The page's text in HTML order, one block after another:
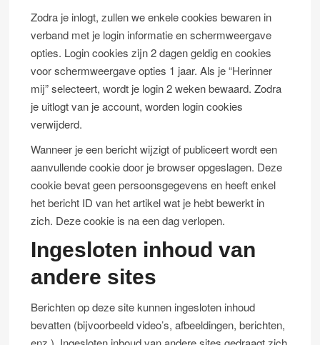
Zodra je inlogt, zullen we enkele cookies bewaren in
verband met je login informatie en schermweergave
opties. Login cookies zijn 2 dagen geldig en cookies
voor schermweergave opties 1 jaar. Als je “Herinner
mij” selecteert, wordt je login 2 weken bewaard. Zodra
je uitlogt van je account, worden login cookies
verwijderd.
Wanneer je een bericht wijzigt of publiceert wordt een
aanvullende cookie door je browser opgeslagen. Deze
cookie bevat geen persoonsgegevens en heeft enkel
het bericht ID van het artikel wat je hebt bewerkt in
zich. Deze cookie is na een dag verlopen.
Ingesloten inhoud van
andere sites
Berichten op deze site kunnen ingesloten inhoud
bevatten (bijvoorbeeld video’s, afbeeldingen, berichten,